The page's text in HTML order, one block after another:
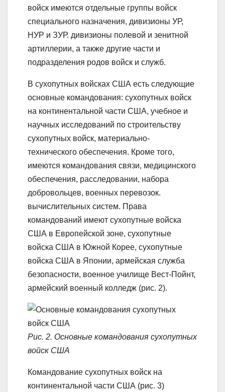
войск имеются отдельные группы войск
специального назначения, дивизионы УР,
НУР и ЗУР. дивизионы полевой и зенитной
артиллерии, а также другие части и
подразделения родов войск и служб.
В сухопутных войсках США есть следующие
основные командования: сухопутных войск
на континентальной части США, учебное и
научных исследований по строительству
сухопутных войск, материально-
технического обеспечения. Кроме того,
имеются командования связи, медицинского
обеспечения, расследовании, набора
добровольцев, военных перевозок.
вычислительных систем. Права
командований имеют сухопутные войска
США в Европейской зоне, сухопутные
войска США в Южной Корее, сухопутные
войска США в Японии, армейская служба
безопасности, военное училище Вест-Пойнт,
армейский военный колледж (рис. 2).
Рис. 2. Основные командования сухопутных
войск США
Командование сухопутных войск на
континентальной части США (рис. 3)